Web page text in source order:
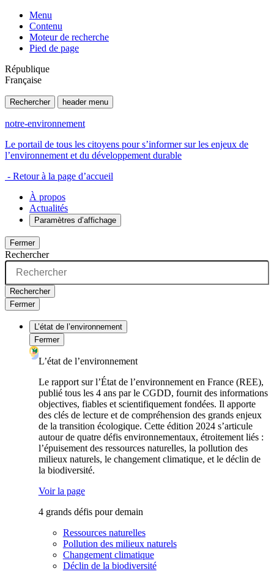
Menu
Contenu
Moteur de recherche
Pied de page
République
Française
Rechercher header menu
notre-environnement
Le portail de tous les citoyens pour s’informer sur les enjeux de
l’environnement et du développement durable
- Retour à la page d’accueil
À propos
Actualités
Paramètres d’affichage
Fermer
Rechercher
Rechercher
Fermer
L’état de l’environnement
Fermer
L’état de l’environnement
Le rapport sur l’État de l’environnement en France (REE),
publié tous les 4 ans par le CGDD, fournit des informations
objectives, fiables et scientifiquement fondées. Il apporte
des clés de lecture et de compréhension des grands enjeux
de la transition écologique. Cette édition 2024 s’articule
autour de quatre défis environnementaux, étroitement liés :
l’épuisement des ressources naturelles, la pollution des
milieux naturels, le changement climatique, et le déclin de
la biodiversité.
Voir la page
4 grands défis pour demain
Ressources naturelles
Pollution des milieux naturels
Changement climatique
Déclin de la biodiversité